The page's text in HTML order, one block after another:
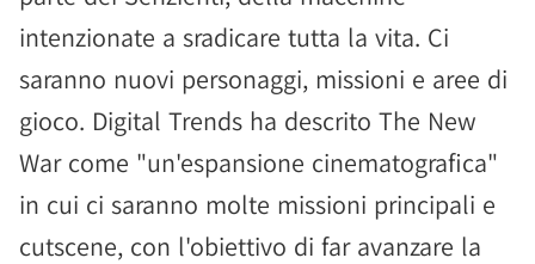
intenzionate a sradicare tutta la vita. Ci
saranno nuovi personaggi, missioni e aree di
gioco. Digital Trends ha descrito The New
War come "un'espansione cinematografica"
in cui ci saranno molte missioni principali e
cutscene, con l'obiettivo di far avanzare la